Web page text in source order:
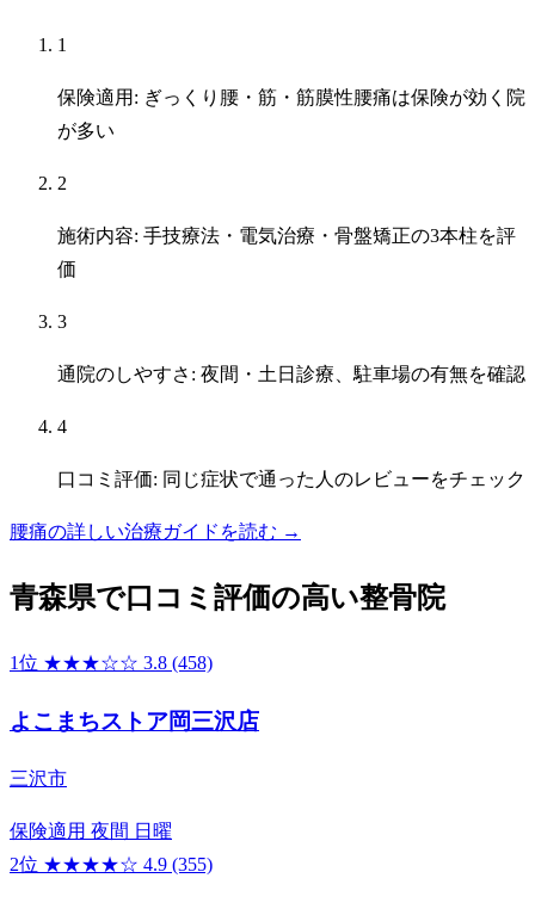
1
保険適用: ぎっくり腰・筋・筋膜性腰痛は保険が効く院
が多い
2
施術内容: 手技療法・電気治療・骨盤矯正の3本柱を評
価
3
通院のしやすさ: 夜間・土日診療、駐車場の有無を確認
4
口コミ評価: 同じ症状で通った人のレビューをチェック
腰痛の詳しい治療ガイドを読む →
青森県で口コミ評価の高い整骨院
1位 ★★★☆☆ 3.8 (458)
よこまちストア岡三沢店
三沢市
保険適用 夜間 日曜
2位 ★★★★☆ 4.9 (355)